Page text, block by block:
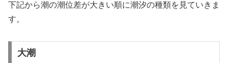
下記から潮の潮位差が大きい順に潮汐の種類を見ていきま
す。
大潮